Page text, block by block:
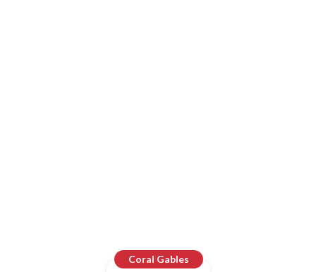
Coral Gables